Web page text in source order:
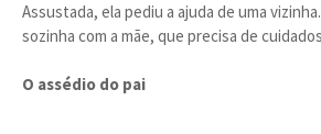
Assustada, ela pediu a ajuda de uma
sozinha com a mãe, que precisa de
O assédio do pai